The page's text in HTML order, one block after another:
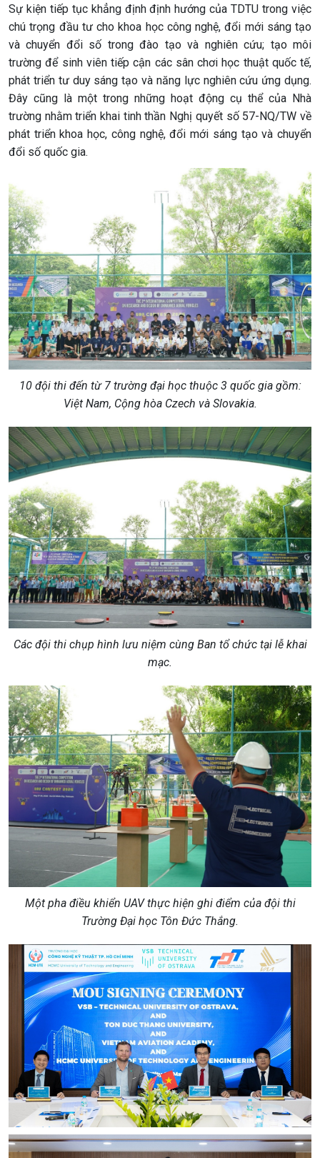
Sự kiện tiếp tục khẳng định định hướng của TDTU trong việc
chú trọng đầu tư cho khoa học công nghệ, đổi mới sáng tạo
và chuyển đổi số trong đào tạo và nghiên cứu; tạo môi
trường để sinh viên tiếp cận các sân chơi học thuật quốc tế,
phát triển tư duy sáng tạo và năng lực nghiên cứu ứng dụng.
Đây cũng là một trong những hoạt động cụ thể của Nhà
trường nhằm triển khai tinh thần Nghị quyết số 57-NQ/TW về
phát triển khoa học, công nghệ, đổi mới sáng tạo và chuyển
đổi số quốc gia.
10 đội thi đến từ 7 trường đại học thuộc 3 quốc gia gồm:
Việt Nam, Cộng hòa Czech và Slovakia.
Các đội thi chụp hình lưu niệm cùng Ban tổ chức tại lễ khai
mạc.
Một pha điều khiển UAV thực hiện ghi điểm của đội thi
Trường Đại học Tôn Đức Thắng.